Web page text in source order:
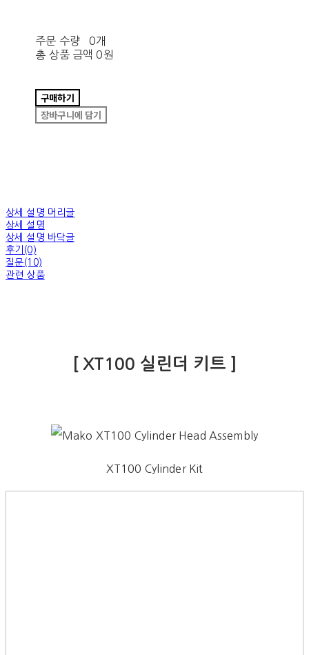
주문 수량
0개
총 상품 금액 0원
구매하기
장바구니에 담기
상세 설명 머리글
상세 설명
상세 설명 바닥글
후기(0)
질문(10)
관련 상품
[ XT100 실린더 키트 ]
XT100 Cylinder Kit